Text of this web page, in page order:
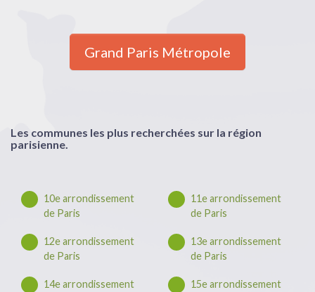
Grand Paris Métropole
Les communes les plus recherchées sur la région
parisienne.
10e arrondissement
de Paris
11e arrondissement
de Paris
12e arrondissement
de Paris
13e arrondissement
de Paris
14e arrondissement
15e arrondissement